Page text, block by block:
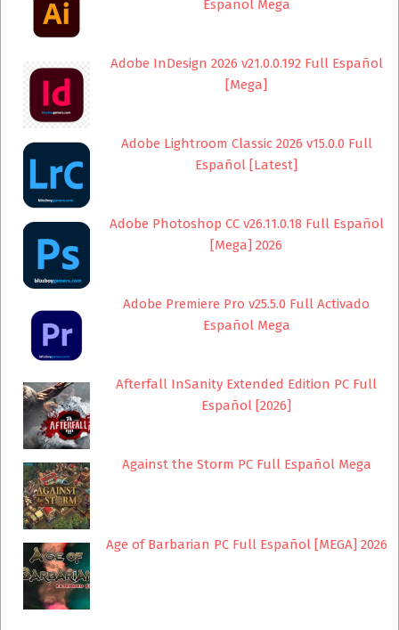
Español Mega
Adobe InDesign 2026 v21.0.0.192 Full Español
[Mega]
Adobe Lightroom Classic 2026 v15.0.0 Full
Español [Latest]
Adobe Photoshop CC v26.11.0.18 Full Español
[Mega] 2026
Adobe Premiere Pro v25.5.0 Full Activado
Español Mega
Afterfall InSanity Extended Edition PC Full
Español [2026]
Against the Storm PC Full Español Mega
Age of Barbarian PC Full Español [MEGA] 2026